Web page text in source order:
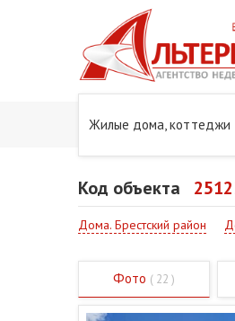
Жилые дома, коттеджи
Главная Предложения
Код объекта
Дома. Брестский район
Фото ( 22 )